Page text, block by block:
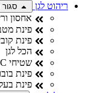
ריהוט לגן
סגור
אחסון
פינת
פינת
הכל לגן
שטיחי PVC
פינת
פינת בעלי